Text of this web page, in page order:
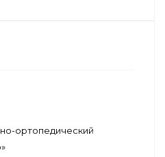
ортопедический